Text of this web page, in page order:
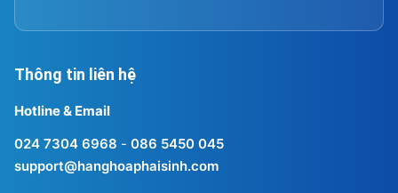
Thông tin liên hệ
Hotline & Email
024 7304 6968 - 086 5450 045
support@hanghoaphaisinh.com